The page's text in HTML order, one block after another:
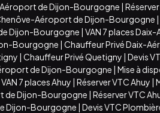
de Dijon-Bourgogne |
Aéroport de Dijon-Bourgogne |
Dijon-Bourgogne | VAN 7 places
Bourgogne | Chauffeur Privé Daix-
| Chauffeur Privé Quetigny | Devis
de Dijon-Bourgogne | Mise à
VAN 7 places Ahuy | Réserver VTC Ahuy |
de Dijon-Bourgogne | Réserver VTC
Dijon-Bourgogne | Devis VTC